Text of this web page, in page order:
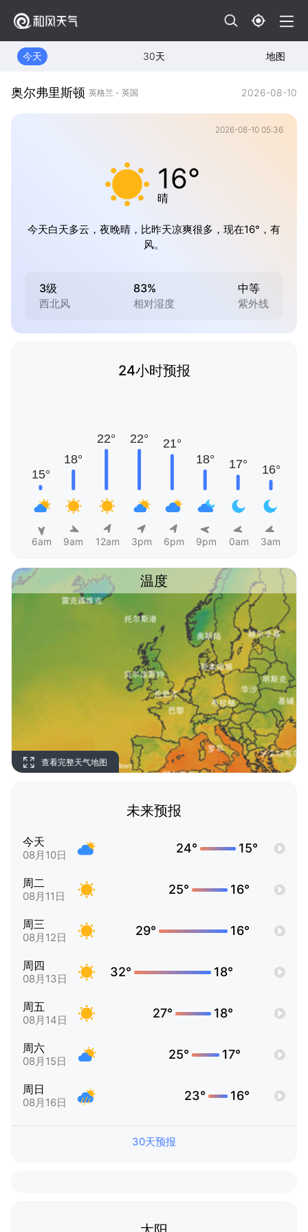
今天 30天 地图
奥尔弗里斯顿 英格兰 - 英国 2026-08-10
2026-08-10 05:36
16°
晴
今天白天多云，夜晚晴，比昨天凉爽很多，现在16°，有
风。
3级
西北风
83%
相对湿度
中等
紫外线
24小时预报
6am 9am 12am 3pm 6pm 9pm 0am 3am
温度
查看完整天气地图
未来预报
今天
08月10日 24° 15°
周二
08月11日 25° 16°
周三
08月12日 29° 16°
周四
08月13日 32° 18°
周五
08月14日 27° 18°
周六
08月15日 25° 17°
周日
08月16日 23° 16°
30天预报